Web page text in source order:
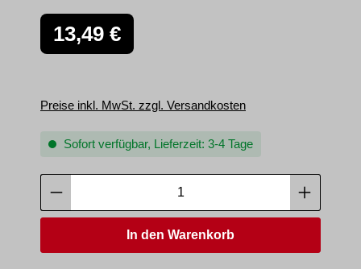
Regulärer Preis:
13,49 €
Preise inkl. MwSt. zzgl. Versandkosten
Sofort verfügbar, Lieferzeit: 3-4 Tage
Produkt Anzahl: Gib den gewünschten
In den Warenkorb